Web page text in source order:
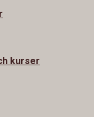
kurser